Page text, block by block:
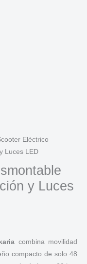
Eléctrico
Luces LED
y Luces
combina movilidad
compacto de solo 48